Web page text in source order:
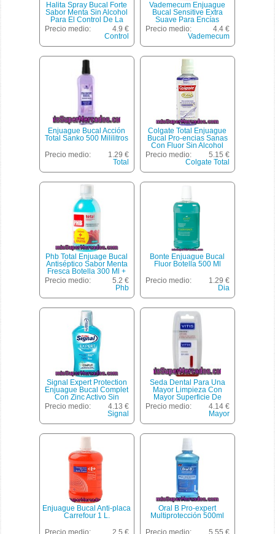
Halita Spray Bucal Forte
Sabor Menta Sin Alcohol
Para El Control De La
Halitosis Oral Spray 15 Ml
Precio medio:
4.9 €
Control
Vademecum Enjuague
Bucal Sensitive Extra
Suave Para Encías
Sensibles Sin Alcohol
Frasco 700 Ml
Precio medio:
4.4 €
Vademecum
Enjuague Bucal Acción
Total Sanko 500 Mililitros
Precio medio:
1.29 €
Total
Colgate Total Enjuague
Bucal Pro-encias Sanas
Con Fluor Sin Alcohol
Frasco 400 Ml
Precio medio:
5.15 €
Colgate Total
Phb Total Enjuage Bucal
Antiséptico Sabor Menta
Fresca Botella 300 Ml +
200 Ml Gratis
Precio medio:
5.2 €
Phb
Bonte Enjuague Bucal
Fluor Botella 500 Ml
Precio medio:
1.29 €
Dia
Signal Expert Protection
Enjuague Bucal Complet
Con Zinc Activo Sin
Alcohol Frasco 500 Ml
Precio medio:
4.13 €
Signal
Seda Dental Para Una
Mayor Limpieza Con
Mayor Superficie De
Arrastre Con Cera Vitis 50
Precio medio:
4.14 €
Mayor
Enjuague Bucal Anti-placa
Carrefour 1 L.
Oral B Pro-expert
Multiprotección 500ml